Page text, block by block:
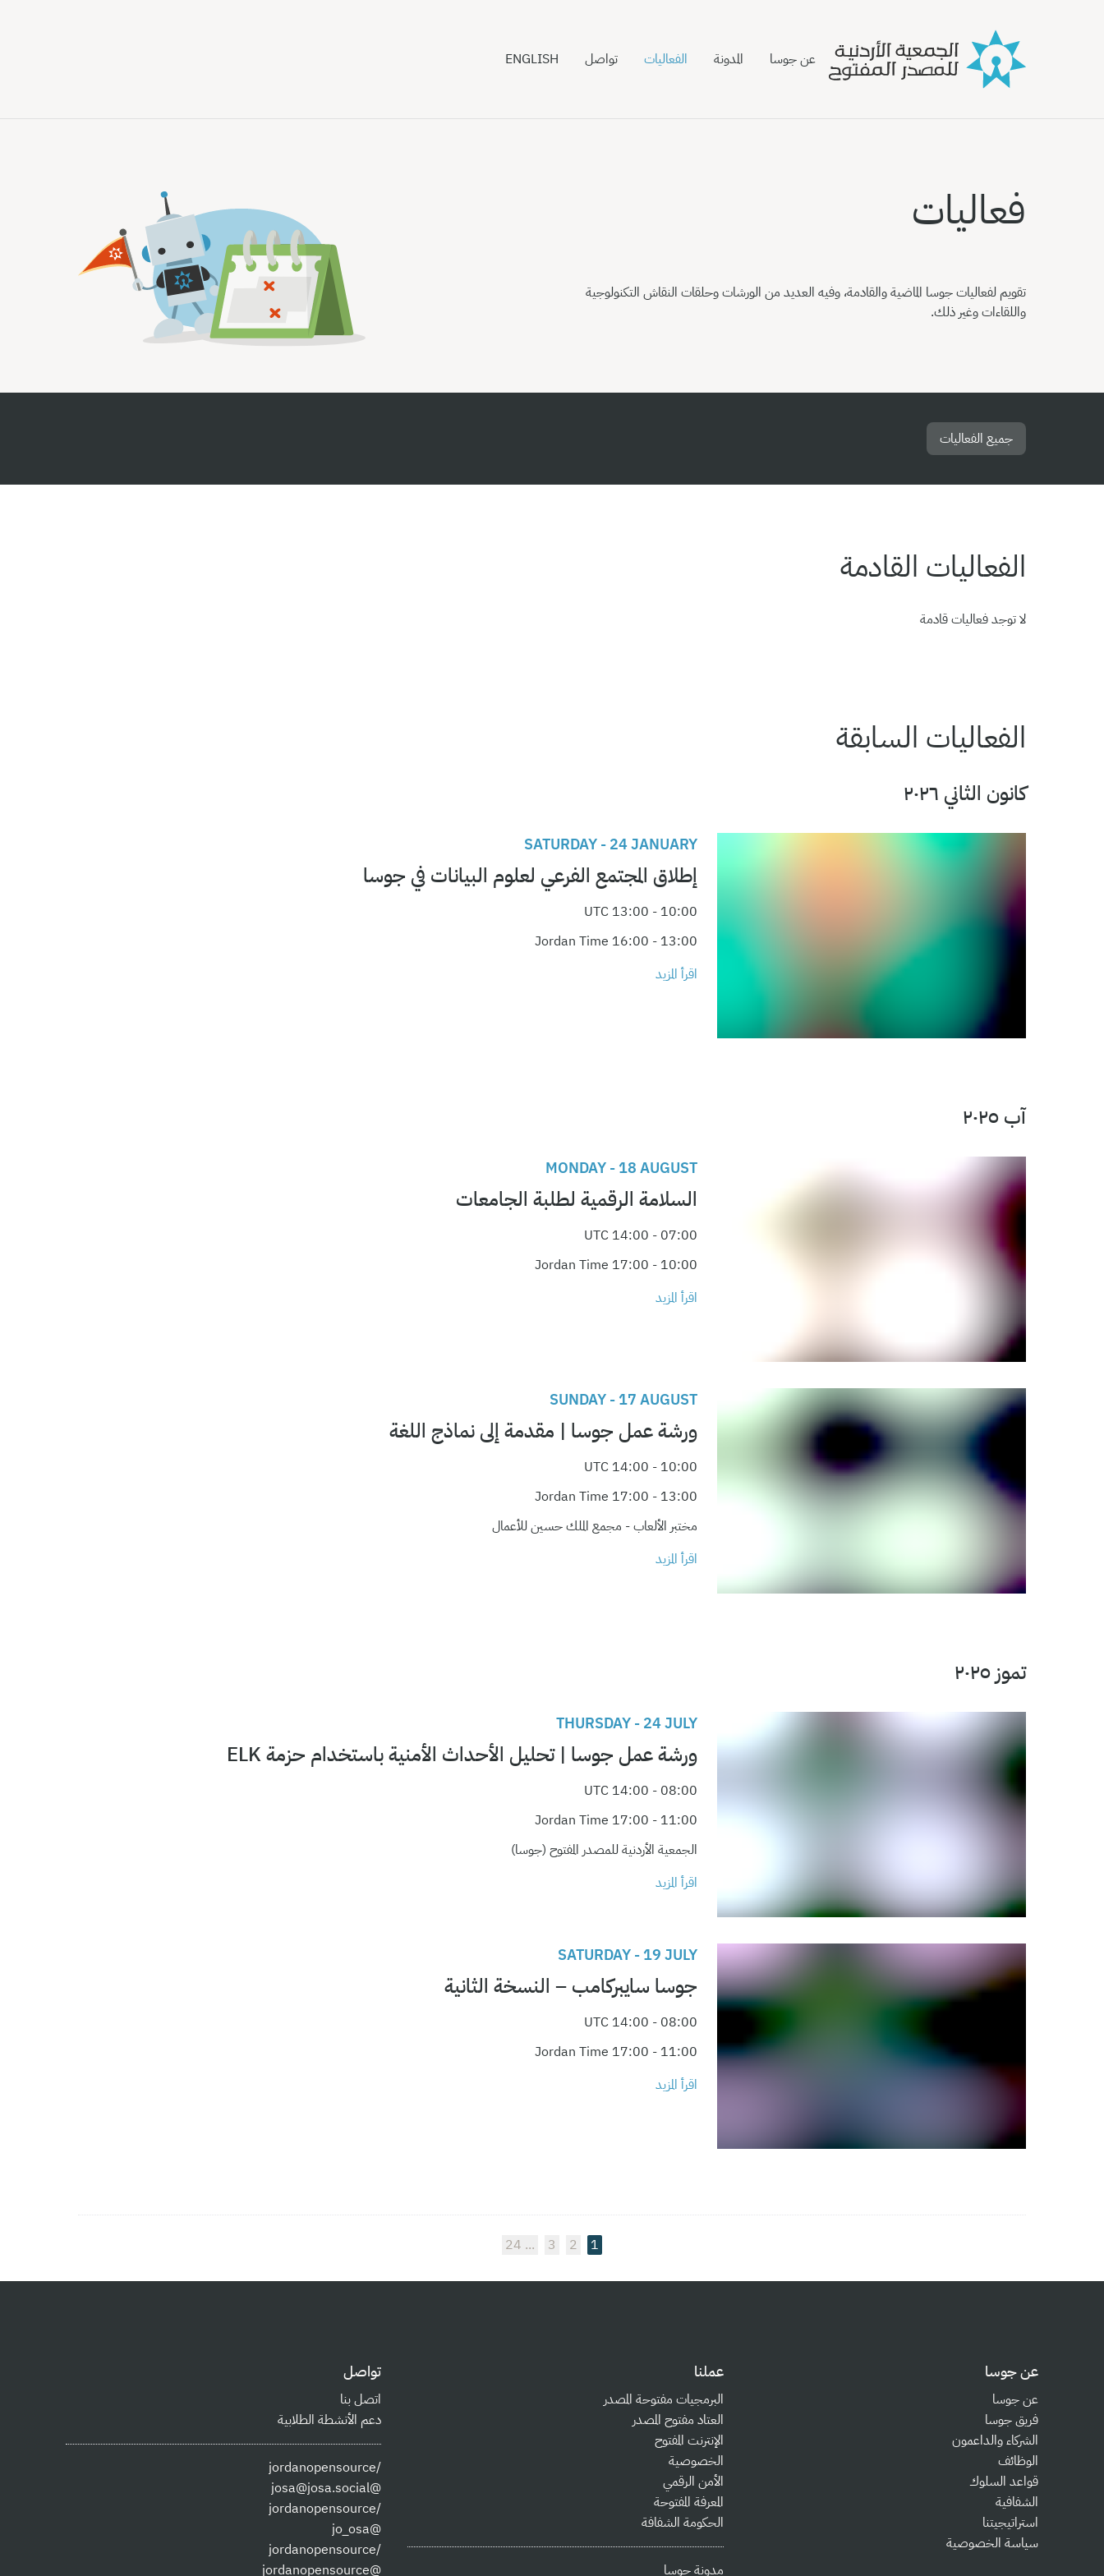
عن جوسا المدونة الفعاليات تواصل ENGLISH
فعاليات
تقويم لفعاليات جوسا الماضية والقادمة، وفيه العديد من الورشات وحلقات النقاش التكنولوجية
واللقاءات وغير ذلك.
جميع الفعاليات
الفعاليات القادمة
لا توجد فعاليات قادمة
الفعاليات السابقة
كانون الثاني ٢٠٢٦
SATURDAY - 24 JANUARY
إطلاق المجتمع الفرعي لعلوم البيانات في جوسا
10:00 - 13:00 UTC
13:00 - 16:00 Jordan Time
اقرأ المزيد
آب ٢٠٢٥
MONDAY - 18 AUGUST
السلامة الرقمية لطلبة الجامعات
07:00 - 14:00 UTC
10:00 - 17:00 Jordan Time
اقرأ المزيد
SUNDAY - 17 AUGUST
ورشة عمل جوسا | مقدمة إلى نماذج اللغة
10:00 - 14:00 UTC
13:00 - 17:00 Jordan Time
مختبر الألعاب - مجمع الملك حسين للأعمال
اقرأ المزيد
تموز ٢٠٢٥
THURSDAY - 24 JULY
ورشة عمل جوسا | تحليل الأحداث الأمنية باستخدام حزمة ELK
08:00 - 14:00 UTC
11:00 - 17:00 Jordan Time
الجمعية الأردنية للمصدر المفتوح (جوسا)
اقرأ المزيد
SATURDAY - 19 JULY
جوسا سايبركامب – النسخة الثانية
08:00 - 14:00 UTC
11:00 - 17:00 Jordan Time
اقرأ المزيد
1
2
3
24
عن جوسا
عن جوسا
فريق جوسا
الشركاء والداعمون
الوظائف
قواعد السلوك
الشفافية
استراتيجيتنا
سياسة الخصوصية
عملنا
البرمجيات مفتوحة المصدر
العتاد مفتوح المصدر
الإنترنت المفتوح
الخصوصية
الأمن الرقمي
المعرفة المفتوحة
الحكومة الشفافة
مدونة جوسا
تواصل
اتصل بنا
دعم الأنشطة الطلابية
/jordanopensource
@josa@josa.social
/jordanopensource
@jo_osa
/jordanopensource
@jordanopensource